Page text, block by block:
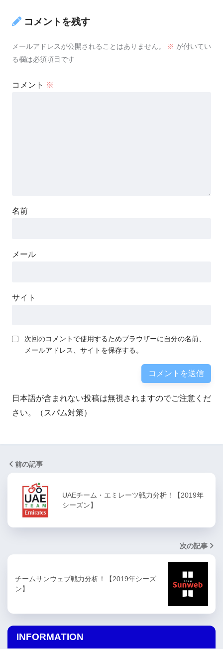
コメントを残す
メールアドレスが公開されることはありません。 ※ が付いてい
る欄は必須項目です
コメント ※
名前
メール
サイト
次回のコメントで使用するためブラウザーに自分の名前、
メールアドレス、サイトを保存する。
日本語が含まれない投稿は無視されますのでご注意くだ
さい。（スパム対策）
前の記事
UAEチーム・エミレーツ戦力分析！【2019年
シーズン】
次の記事
チームサンウェブ戦力分析！【2019年シーズ
ン】
INFORMATION